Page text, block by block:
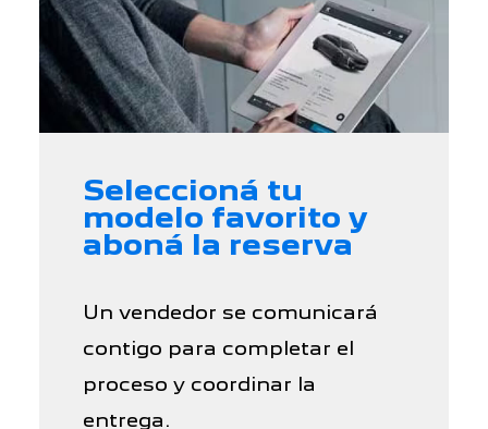
Seleccioná tu
modelo favorito y
aboná la reserva
Un vendedor se comunicará
contigo para completar el
proceso y coordinar la
entrega.